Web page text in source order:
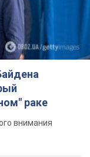
раке
внимания